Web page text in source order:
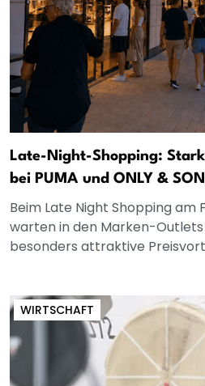
Late-Night-Shopping:
bei PUMA und ONLY &
Beim Late Night Shopping am
warten in den Marken-
besonders attraktive
WIRTSCHAFT